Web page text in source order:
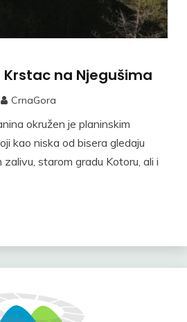
Krstac na Njegušima
CrnaGora
okružen je planinskim
kao niska od bisera gledaju
starom gradu Kotoru, ali i